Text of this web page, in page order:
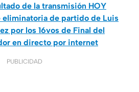
de la transmisión HOY
eliminatoria de partido de Luis
por los 16vos de Final del
en directo por internet
PUBLICIDAD